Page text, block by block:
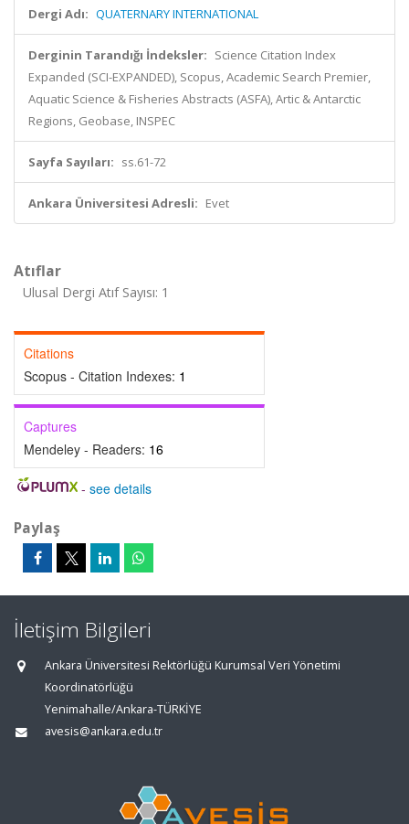
Dergi Adı: QUATERNARY INTERNATIONAL
Derginin Tarandığı İndeksler: Science Citation Index
Expanded (SCI-EXPANDED), Scopus, Academic Search Premier,
Aquatic Science & Fisheries Abstracts (ASFA), Artic & Antarctic
Regions, Geobase, INSPEC
Sayfa Sayıları: ss.61-72
Ankara Üniversitesi Adresli: Evet
Atıflar
Ulusal Dergi Atıf Sayısı: 1
Citations
Scopus - Citation Indexes: 1
Captures
Mendeley - Readers: 16
- see details
Paylaş
İletişim Bilgileri
Ankara Üniversitesi Rektörlüğü Kurumsal Veri Yönetimi
Koordinatörlüğü
Yenimahalle/Ankara-TÜRKİYE
avesis@ankara.edu.tr